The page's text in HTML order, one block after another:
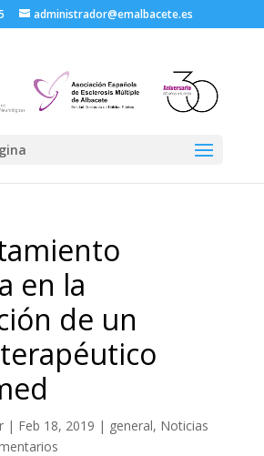
administrador@emalbacete.es
en la
de un
| Feb 18, 2019 | general, Noticias